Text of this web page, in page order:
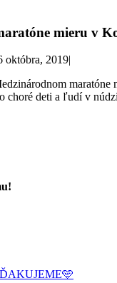
mieru v
októbra, 2019|
choré deti a ľudí v